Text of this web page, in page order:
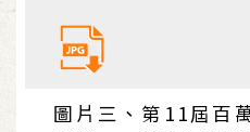
圖片三、第11屆百